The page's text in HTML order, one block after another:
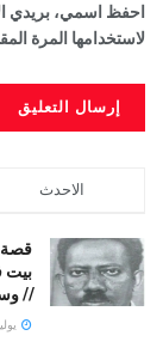
احفظ اسمي، بريدي
لاستخدامها المرة
الاحدث
قصة
بيت
//
يوليو 8,